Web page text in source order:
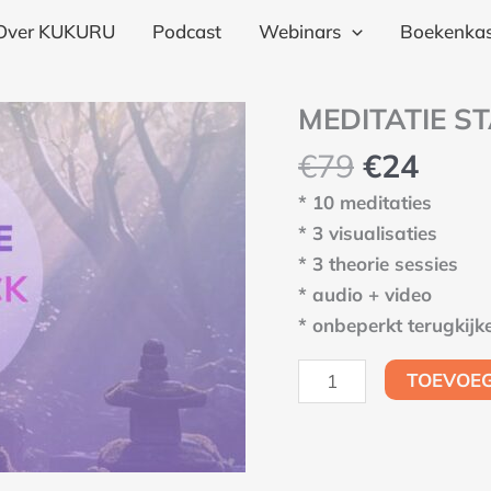
KUKURU Podcast Webinars
MEDITATIE
€79 prijs
was:
€79.
€24is:
€24.
* 10 meditaties
* 3 visualisaties
* 3 theorie sessies
* audio + video
* onbeperkt
MEDITATIE
PACK
aantal
€79.€24.